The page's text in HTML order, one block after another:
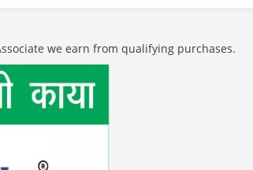
we earn from qualifying purchases.